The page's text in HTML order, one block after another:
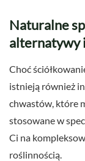
Naturalne
alternatywy
Choć
istnieją również
chwastów, które
stosowane w
Ci na
roślinnością.